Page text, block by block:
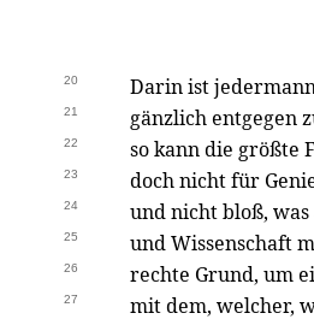
20 Darin ist
21 gänzlich entgegen
22 so kann die größte
23 doch nicht für
24 und nicht bloß,
25 und Wissenschaft
26 rechte Grund, um
27 mit dem, welcher,